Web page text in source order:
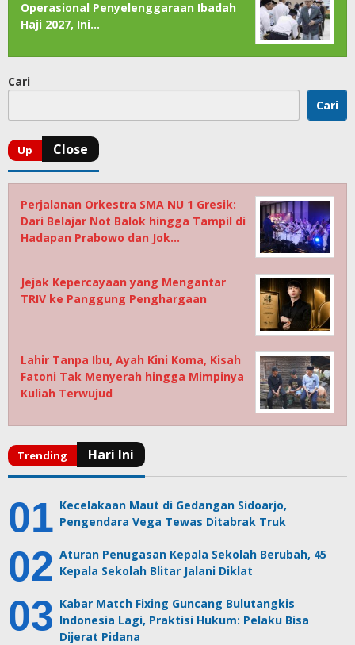
Operasional Penyelenggaraan Ibadah
Haji 2027, Ini…
Cari
Cari
Perjalanan Orkestra SMA NU 1 Gresik:
Dari Belajar Not Balok hingga Tampil di
Hadapan Prabowo dan Jok…
Jejak Kepercayaan yang Mengantar
TRIV ke Panggung Penghargaan
Lahir Tanpa Ibu, Ayah Kini Koma, Kisah
Fatoni Tak Menyerah hingga Mimpinya
Kuliah Terwujud
Kecelakaan Maut di Gedangan Sidoarjo,
Pengendara Vega Tewas Ditabrak Truk
Aturan Penugasan Kepala Sekolah Berubah, 45
Kepala Sekolah Blitar Jalani Diklat
Kabar Match Fixing Guncang Bulutangkis
Indonesia Lagi, Praktisi Hukum: Pelaku Bisa
Dijerat Pidana